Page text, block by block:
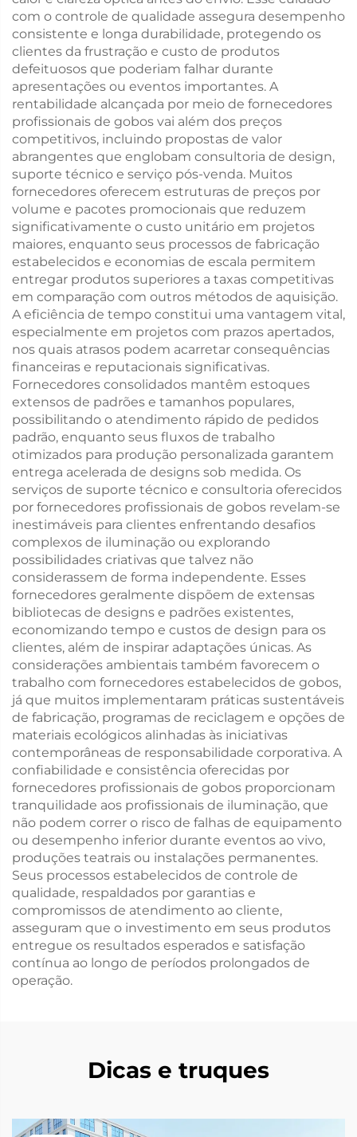
com o controle de qualidade assegura desempenho
consistente e longa durabilidade, protegendo os
clientes da frustração e custo de produtos
defeituosos que poderiam falhar durante
apresentações ou eventos importantes. A
rentabilidade alcançada por meio de fornecedores
profissionais de gobos vai além dos preços
competitivos, incluindo propostas de valor
abrangentes que englobam consultoria de design,
suporte técnico e serviço pós-venda. Muitos
fornecedores oferecem estruturas de preços por
volume e pacotes promocionais que reduzem
significativamente o custo unitário em projetos
maiores, enquanto seus processos de fabricação
estabelecidos e economias de escala permitem
entregar produtos superiores a taxas competitivas
em comparação com outros métodos de aquisição.
A eficiência de tempo constitui uma vantagem vital,
especialmente em projetos com prazos apertados,
nos quais atrasos podem acarretar consequências
financeiras e reputacionais significativas.
Fornecedores consolidados mantêm estoques
extensos de padrões e tamanhos populares,
possibilitando o atendimento rápido de pedidos
padrão, enquanto seus fluxos de trabalho
otimizados para produção personalizada garantem
entrega acelerada de designs sob medida. Os
serviços de suporte técnico e consultoria oferecidos
por fornecedores profissionais de gobos revelam-se
inestimáveis para clientes enfrentando desafios
complexos de iluminação ou explorando
possibilidades criativas que talvez não
considerassem de forma independente. Esses
fornecedores geralmente dispõem de extensas
bibliotecas de designs e padrões existentes,
economizando tempo e custos de design para os
clientes, além de inspirar adaptações únicas. As
considerações ambientais também favorecem o
trabalho com fornecedores estabelecidos de gobos,
já que muitos implementaram práticas sustentáveis
de fabricação, programas de reciclagem e opções de
materiais ecológicos alinhadas às iniciativas
contemporâneas de responsabilidade corporativa. A
confiabilidade e consistência oferecidas por
fornecedores profissionais de gobos proporcionam
tranquilidade aos profissionais de iluminação, que
não podem correr o risco de falhas de equipamento
ou desempenho inferior durante eventos ao vivo,
produções teatrais ou instalações permanentes.
Seus processos estabelecidos de controle de
qualidade, respaldados por garantias e
compromissos de atendimento ao cliente,
asseguram que o investimento em seus produtos
entregue os resultados esperados e satisfação
contínua ao longo de períodos prolongados de
operação.
Dicas e truques